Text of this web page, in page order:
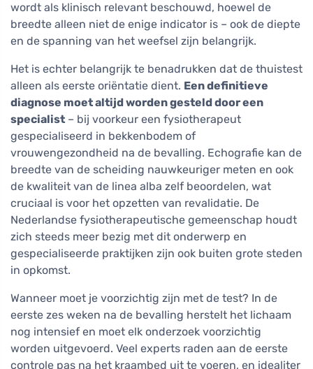
wordt als klinisch relevant beschouwd, hoewel de
breedte alleen niet de enige indicator is – ook de diepte
en de spanning van het weefsel zijn belangrijk.
Het is echter belangrijk te benadrukken dat de thuistest
alleen als eerste oriëntatie dient. Een definitieve
diagnose moet altijd worden gesteld door een
specialist – bij voorkeur een fysiotherapeut
gespecialiseerd in bekkenbodem of
vrouwengezondheid na de bevalling. Echografie kan de
breedte van de scheiding nauwkeuriger meten en ook
de kwaliteit van de linea alba zelf beoordelen, wat
cruciaal is voor het opzetten van revalidatie. De
Nederlandse fysiotherapeutische gemeenschap houdt
zich steeds meer bezig met dit onderwerp en
gespecialiseerde praktijken zijn ook buiten grote steden
in opkomst.
Wanneer moet je voorzichtig zijn met de test? In de
eerste zes weken na de bevalling herstelt het lichaam
nog intensief en moet elk onderzoek voorzichtig
worden uitgevoerd. Veel experts raden aan de eerste
controle pas na het kraambed uit te voeren, en idealiter